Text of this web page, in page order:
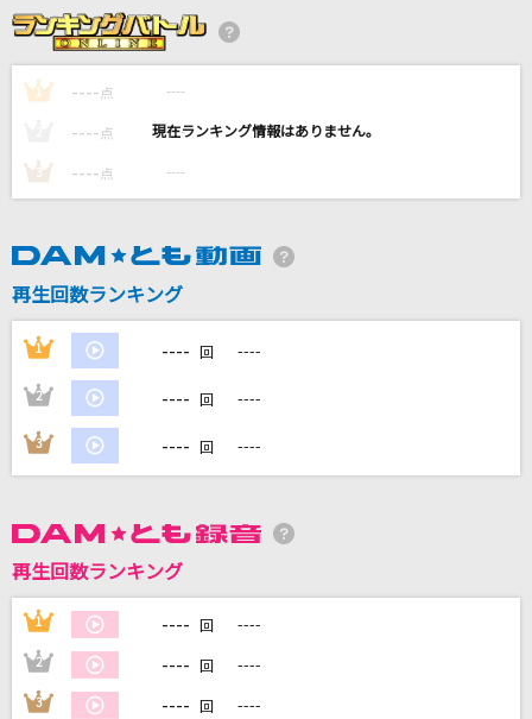
back number
愛とか恋とか
会いたくて
松山千春
カラオケ最新情報をチェック！
1 ---- 点 ----
---- 点 ----
3 ---- 点 ----
再生回数ランキング
1 ---- 回 ----
2 ---- 回 ----
3 ---- 回 ----
再生回数ランキング
1 ---- 回 ----
2 ---- 回 ----
3 ---- 回 ----